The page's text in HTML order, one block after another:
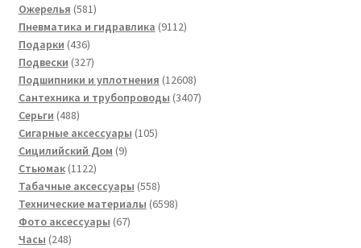
Ожерелья 581581
товар
Пневматика и гидравлика 91129112
Подарки 436436
товаров
Подвески 327327
товаров
Подшипники и уплотнения 1260812608
товаров
Сантехника и трубопроводы 34073407
Серьги 488488
товаров
Сигарные аксессуары 105105
Сицилийский Дом 99
Стьюмак 11221122
товара
Табачные аксессуары 558558
товаров
Технические материалы 65986598
Фото аксессуары 6767
Часы 248248